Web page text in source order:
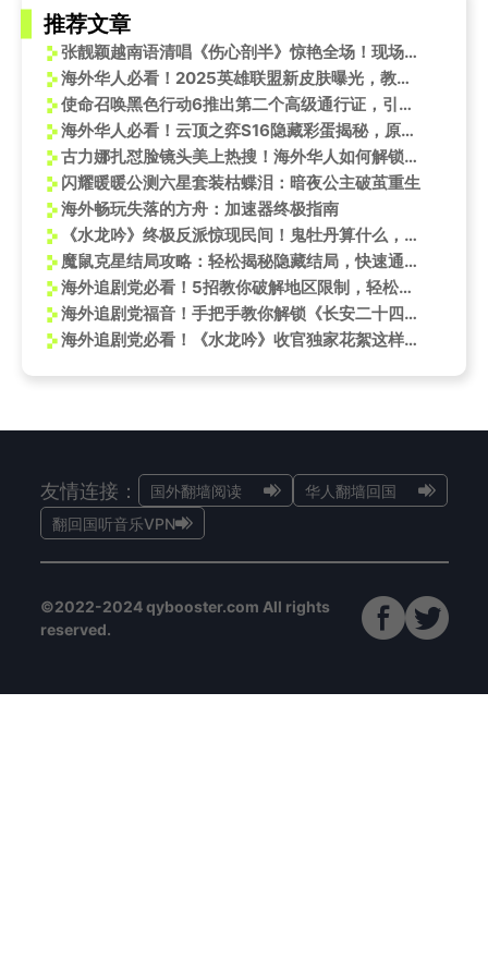
推荐文章
张靓颖越南语清唱《伤心剖半》惊艳全场！现场直呼《跳楼机》太好用
海外华人必看！2025英雄联盟新皮肤曝光，教你如何突破地区限制畅玩国服
使命召唤黑色行动6推出第二个高级通行证，引发玩家争议
海外华人必看！云顶之弈S16隐藏彩蛋揭秘，原来这些角色背后藏着惊人故事
古力娜扎怼脸镜头美上热搜！海外华人如何解锁咪咕视频追星福利？
闪耀暖暖公测六星套装枯蝶泪：暗夜公主破茧重生
海外畅玩失落的方舟：加速器终极指南
《水龙吟》终极反派惊现民间！鬼牡丹算什么，这位才是真正的撒旦
魔鼠克星结局攻略：轻松揭秘隐藏结局，快速通关技巧分享
海外追剧党必看！5招教你破解地区限制，轻松追《欢乐家长群2》
海外追剧党福音！手把手教你解锁《长安二十四计》，陈楚生主题曲抢先听
海外追剧党必看！《水龙吟》收官独家花絮这样看才过瘾
友情连接： 国外翻墙阅读
华人翻墙回国
翻回国听音乐VPN
©2022-2024 qybooster.com All rights
reserved.